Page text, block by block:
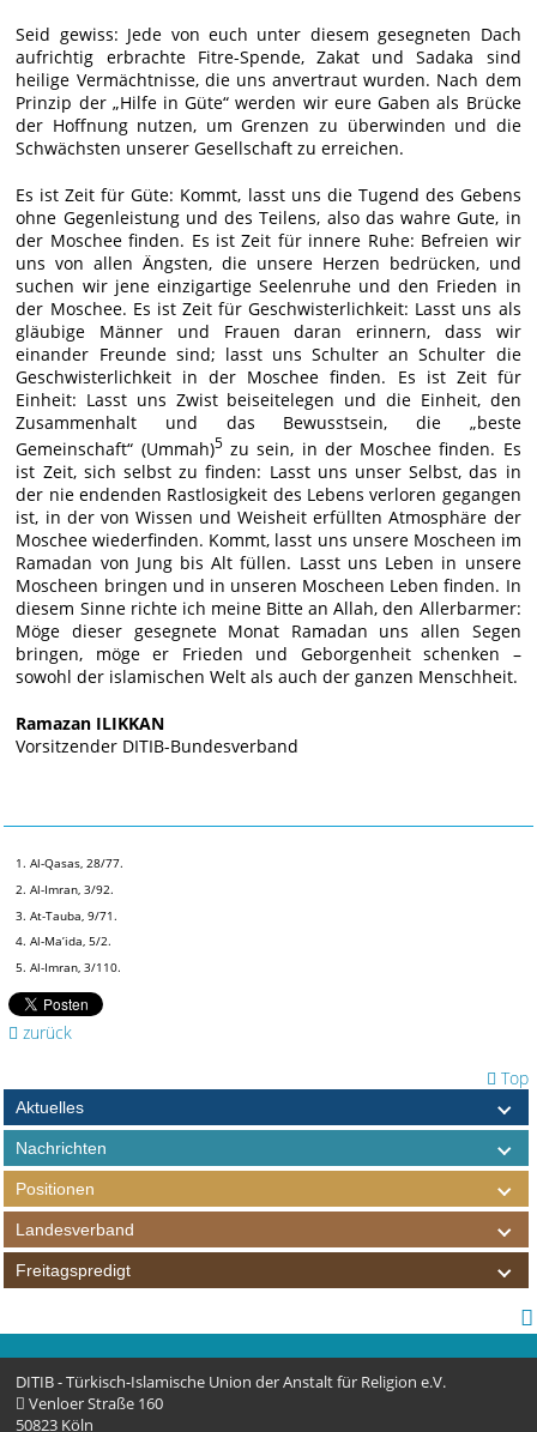
Seid gewiss: Jede von euch unter diesem gesegneten Dach
aufrichtig erbrachte Fitre-Spende, Zakat und Sadaka sind
heilige Vermächtnisse, die uns anvertraut wurden. Nach dem
Prinzip der „Hilfe in Güte“ werden wir eure Gaben als Brücke
der Hoffnung nutzen, um Grenzen zu überwinden und die
Schwächsten unserer Gesellschaft zu erreichen.
Es ist Zeit für Güte: Kommt, lasst uns die Tugend des Gebens
ohne Gegenleistung und des Teilens, also das wahre Gute, in
der Moschee finden. Es ist Zeit für innere Ruhe: Befreien wir
uns von allen Ängsten, die unsere Herzen bedrücken, und
suchen wir jene einzigartige Seelenruhe und den Frieden in
der Moschee. Es ist Zeit für Geschwisterlichkeit: Lasst uns als
gläubige Männer und Frauen daran erinnern, dass wir
einander Freunde sind; lasst uns Schulter an Schulter die
Geschwisterlichkeit in der Moschee finden. Es ist Zeit für
Einheit: Lasst uns Zwist beiseitelegen und die Einheit, den
Zusammenhalt und das Bewusstsein, die „beste
Gemeinschaft“ (Ummah)5zu sein, in der Moschee finden. Es
ist Zeit, sich selbst zu finden: Lasst uns unser Selbst, das in
der nie endenden Rastlosigkeit des Lebens verloren gegangen
ist, in der von Wissen und Weisheit erfüllten Atmosphäre der
Moschee wiederfinden. Kommt, lasst uns unsere Moscheen im
Ramadan von Jung bis Alt füllen. Lasst uns Leben in unsere
Moscheen bringen und in unseren Moscheen Leben finden. In
diesem Sinne richte ich meine Bitte an Allah, den Allerbarmer:
Möge dieser gesegnete Monat Ramadan uns allen Segen
bringen, möge er Frieden und Geborgenheit schenken –
sowohl der islamischen Welt als auch der ganzen Menschheit.
Ramazan ILIKKAN
Vorsitzender DITIB-Bundesverband
1. Al-Qasas, 28/77.
2. Al-Imran, 3/92.
3. At-Tauba, 9/71.
4. Al-Ma’ida, 5/2.
5. Al-Imran, 3/110.
zurück
Top
Aktuelles
Nachrichten
Positionen
Landesverband
Freitagspredigt
DITIB - Türkisch-Islamische Union der Anstalt für Religion e.V.
Venloer Straße 160
50823 Köln